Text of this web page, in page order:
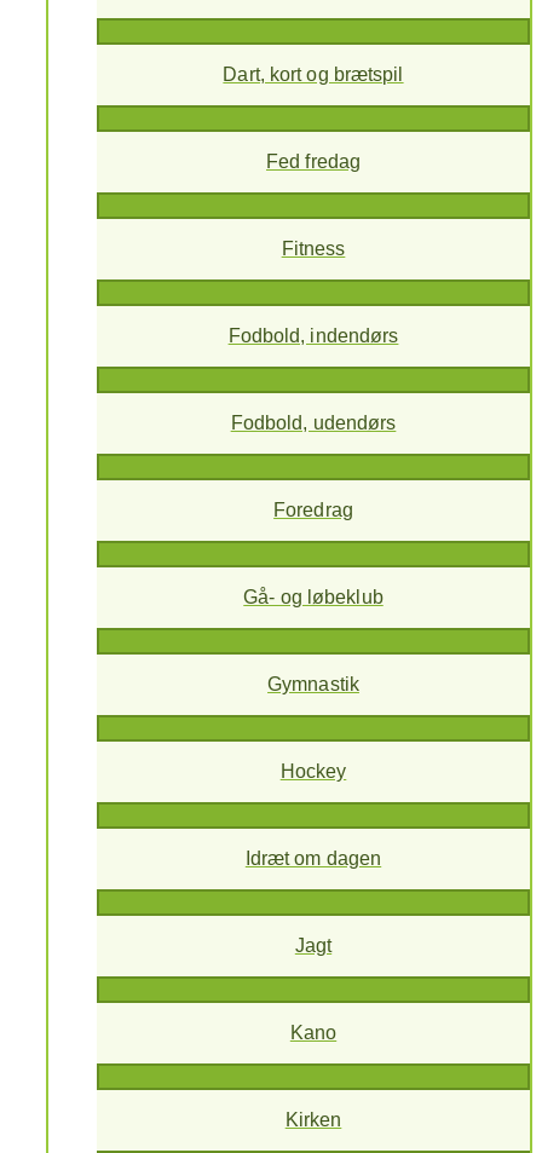
Dart, kort og brætspil
Fed fredag
Fitness
Fodbold, indendørs
Fodbold, udendørs
Foredrag
Gå- og løbeklub
Gymnastik
Hockey
Idræt om dagen
Jagt
Kano
Kirken